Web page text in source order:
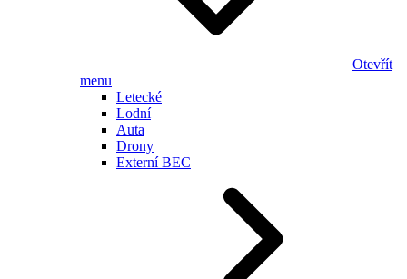
Otevřít
menu
Letecké
Lodní
Auta
Drony
Externí BEC